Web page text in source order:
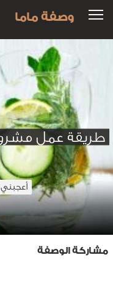
وصفة ماما
طريقة عمل
أعجبني
مشاركة الوصفة